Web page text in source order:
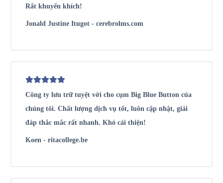
Rất khuyến khích!
Jonald Justine Itugot - cerebrolms.com
Công ty lưu trữ tuyệt vời cho cụm Big Blue Button của
chúng tôi. Chất lượng dịch vụ tốt, luôn cập nhật, giải
đáp thắc mắc rất nhanh. Khó cải thiện!
Koen - ritacollege.be